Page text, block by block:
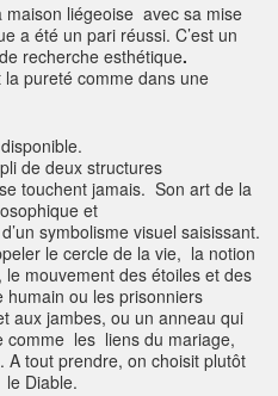
maison liégeoise avec sa mise
a été un pari réussi. C’est un
recherche esthétique.
pureté comme dans une
de deux structures
touchent jamais. Son art de la
et
symbolisme visuel saisissant.
le cercle de la vie, la notion
mouvement des étoiles et des
humain ou les prisonniers
aux jambes, ou un anneau qui
comme les liens du mariage,
A tout prendre, on choisit plutôt
Diable.